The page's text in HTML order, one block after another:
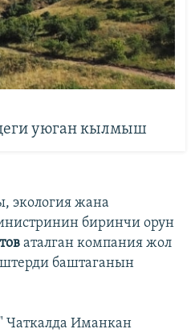
уюган кылмыш
экология жана
биринчи орун
аталган компания жол
баштаганын
Чаткалда Иманкан